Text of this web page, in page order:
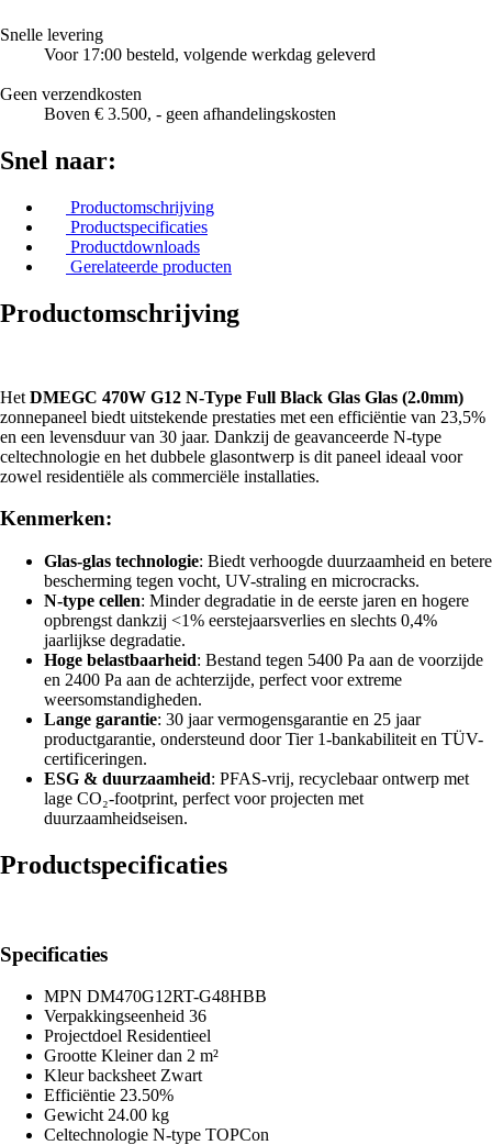
Snelle levering
Voor 17:00 besteld, volgende werkdag geleverd
Geen verzendkosten
Boven € 3.500, - geen afhandelingskosten
Snel naar:
Productomschrijving
Productspecificaties
Productdownloads
Gerelateerde producten
Productomschrijving
Het DMEGC 470W G12 N-Type Full Black Glas Glas (2.0mm)
zonnepaneel biedt uitstekende prestaties met een efficiëntie van 23,5%
en een levensduur van 30 jaar. Dankzij de geavanceerde N-type
celtechnologie en het dubbele glasontwerp is dit paneel ideaal voor
zowel residentiële als commerciële installaties.
Kenmerken:
Glas-glas technologie: Biedt verhoogde duurzaamheid en betere
bescherming tegen vocht, UV-straling en microcracks.
N-type cellen: Minder degradatie in de eerste jaren en hogere
opbrengst dankzij <1% eerstejaarsverlies en slechts 0,4%
jaarlijkse degradatie.
Hoge belastbaarheid: Bestand tegen 5400 Pa aan de voorzijde
en 2400 Pa aan de achterzijde, perfect voor extreme
weersomstandigheden.
Lange garantie: 30 jaar vermogensgarantie en 25 jaar
productgarantie, ondersteund door Tier 1-bankabiliteit en TÜV-
certificeringen.
ESG & duurzaamheid: PFAS-vrij, recyclebaar ontwerp met
lage CO₂-footprint, perfect voor projecten met
duurzaamheidseisen.
Productspecificaties
Specificaties
MPN DM470G12RT-G48HBB
Verpakkingseenheid 36
Projectdoel Residentieel
Grootte Kleiner dan 2 m²
Kleur backsheet Zwart
Efficiëntie 23.50%
Gewicht 24.00 kg
Celtechnologie N-type TOPCon